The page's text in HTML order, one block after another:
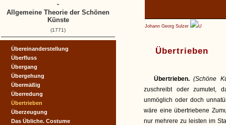
Johann Georg Sulzer U
Übertrieben
Übertrieben.(Schöne
zuschreibt oder zumutet,
unmöglich oder doch
wäre eine übertriebene
nur mehrere zu leisten im
Übereinanderstellung
Überfluss
Übergang
Übergehung
Übermäßig
Überredung
Übertrieben
Überzeugung
Das Übliche. Costume
-
Allgemeine Theorie der Schönen
Künste
(1771)